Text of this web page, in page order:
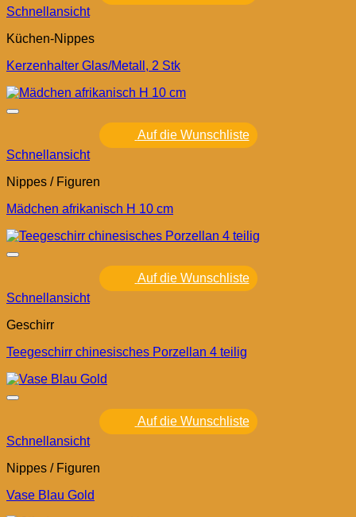
Schnellansicht
Küchen-Nippes
Kerzenhalter Glas/Metall, 2 Stk
Auf die Wunschliste
Schnellansicht
Nippes / Figuren
Mädchen afrikanisch H 10 cm
Auf die Wunschliste
Schnellansicht
Geschirr
Teegeschirr chinesisches Porzellan 4 teilig
Auf die Wunschliste
Schnellansicht
Nippes / Figuren
Vase Blau Gold